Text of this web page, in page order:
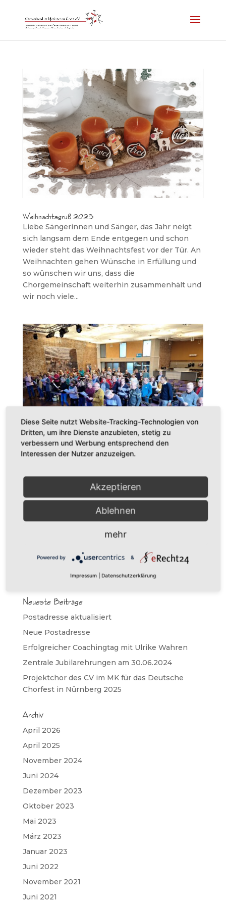
Weihnachtsgruß 2023
Liebe Sängerinnen und Sänger, das Jahr neigt
sich langsam dem Ende entgegen und schon
wieder steht das Weihnachtsfest vor der Tür. An
Weihnachten gehen Wünsche in Erfüllung und
so wünschen wir uns, dass die
Chorgemeinschaft weiterhin zusammenhält und
wir noch viele...
Erfolgreicher Coachingtag für Chormitglieder
Lesen Sie den Bericht der Meinerzhagener
Zeitung vom 27. Nov. 2023 zu unserem
Coachingtag in Meinerzhagen. Meinerzhagener
Zeitung Bericht Weiterbildung Einige
Impressionen des Tages:
Neueste Beiträge
Postadresse aktualisiert
Neue Postadresse
Erfolgreicher Coachingtag mit Ulrike Wahren
Zentrale Jubilarehrungen am 30.06.2024
Projektchor des CV im MK für das Deutsche
Chorfest in Nürnberg 2025
Archiv
April 2026
April 2025
November 2024
Juni 2024
Dezember 2023
Oktober 2023
Mai 2023
März 2023
Januar 2023
Juni 2022
November 2021
Juni 2021
Diese Seite nutzt Website-Tracking-Technologien von
Dritten, um ihre Dienste anzubieten, stetig zu
verbessern und Werbung entsprechend den
Interessen der Nutzer anzuzeigen.
Akzeptieren
Ablehnen
mehr
Powered by &
Impressum Datenschutzerklärung